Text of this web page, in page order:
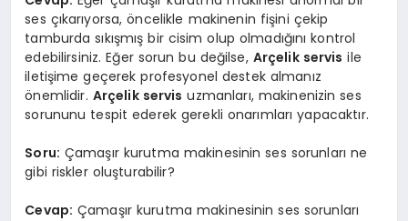
ses çıkarıyorsa, öncelikle makinenin fişini çekip
tamburda sıkışmış bir cisim olup olmadığını kontrol
edebilirsiniz. Eğer sorun bu değilse, Arçelik servis ile
iletişime geçerek profesyonel destek almanız
önemlidir. Arçelik servis uzmanları, makinenizin ses
sorununu tespit ederek gerekli onarımları yapacaktır.
Soru: Çamaşır kurutma makinesinin ses sorunları ne
gibi riskler oluşturabilir?
Cevap: Çamaşır kurutma makinesinin ses sorunları